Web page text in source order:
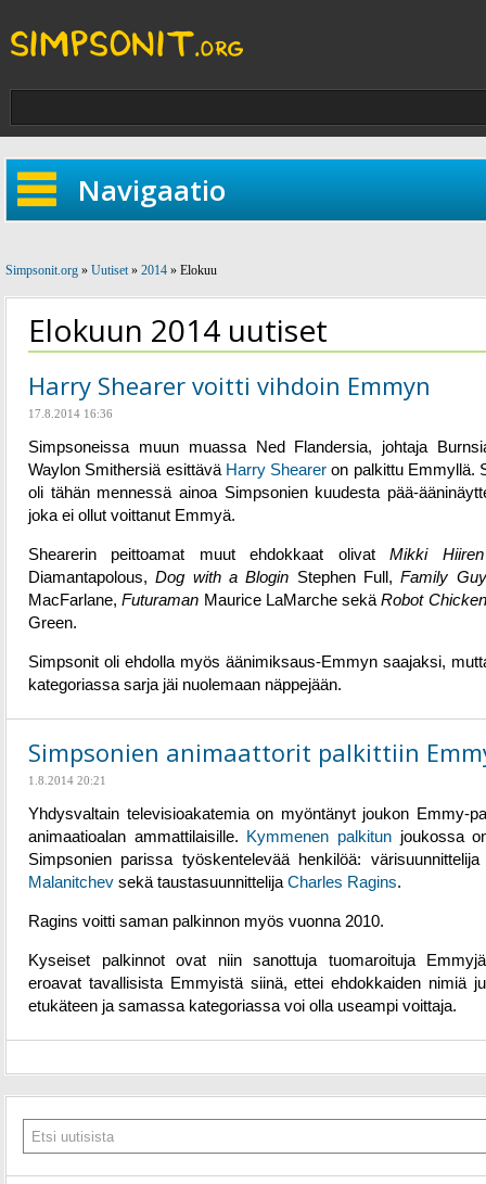
Navigaatio
Simpsonit.org » Uutiset» 2014 » Elokuu
Elokuun 2014 uutiset
Harry Shearer voitti vihdoin Emmyn
17.8.2014 16:36
Simpsoneissa muun muassa Ned Flandersia, johtaja
Waylon Smithersiä esittävä Harry Shearer on palkittu Emmyllä.
oli tähän mennessä ainoa Simpsonien kuudesta pää-
joka ei ollut voittanut Emmyä.
Shearerin peittoamat muut ehdokkaat olivatMikki Hiiren
Diamantapolous,Dog with a Blogin Stephen Full,Family
MacFarlane,Futuraman Maurice LaMarche sekäRobot
Green.
Simpsonit oli ehdolla myös äänimiksaus-Emmyn saajaksi,
kategoriassa sarja jäi nuolemaan näppejään.
Simpsonien animaattorit palkittiin
1.8.2014 20:21
Yhdysvaltain televisioakatemia on myöntänyt joukon Emmy-
animaatioalan ammattilaisille.
Kymmenen palkitun joukossa
Simpsonien parissa työskentelevää henkilöä:
Malanitchev sekä taustasuunnittelija Charles Ragins.
Ragins voitti saman palkinnon myös vuonna 2010.
Kyseiset palkinnot ovat niin sanottuja tuomaroituja
eroavat tavallisista Emmyistä siinä, ettei ehdokkaiden nimiä
etukäteen ja samassa kategoriassa voi olla useampi voittaja.